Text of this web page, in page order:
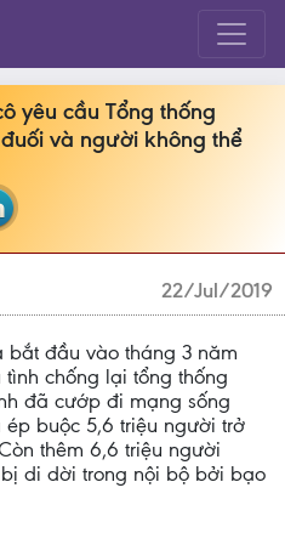
yêu cầu Tổng thống
và người không thể
22/Jul/2019
bắt đầu vào tháng 3 năm
tình chống lại tổng thống
đã cướp đi mạng sống
buộc 5,6 triệu người trở
thêm 6,6 triệu người
di dời trong nội bộ bởi bạo